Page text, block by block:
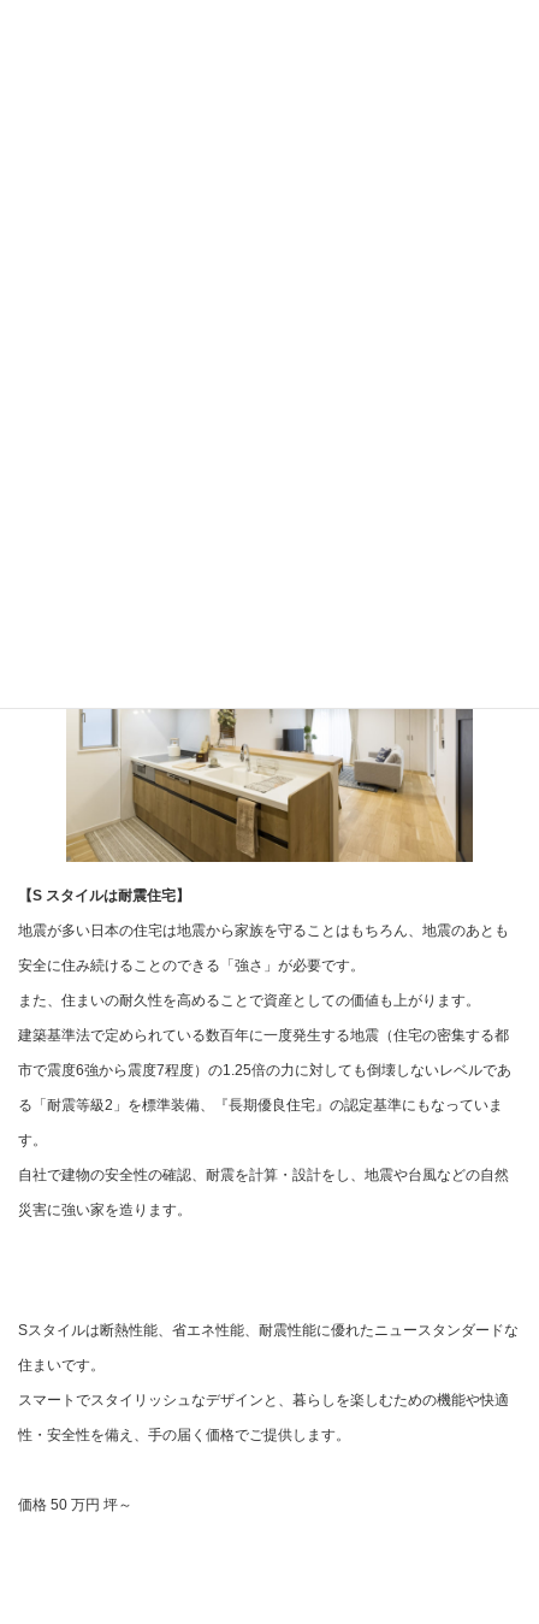
【S スタイルは耐震住宅】
地震が多い日本の住宅は地震から家族を守ることはもちろん、地震のあとも
安全に住み続けることのできる「強さ」が必要です。
また、住まいの耐久性を高めることで資産としての価値も上がります。
建築基準法で定められている数百年に一度発生する地震（住宅の密集する都
市で震度6強から震度7程度）の1.25倍の力に対しても倒壊しないレベルであ
る「耐震等級2」を標準装備、『長期優良住宅』の認定基準にもなっていま
す。
自社で建物の安全性の確認、耐震を計算・設計をし、地震や台風などの自然
災害に強い家を造ります。
Sスタイルは断熱性能、省エネ性能、耐震性能に優れたニュースタンダードな
住まいです。
スマートでスタイリッシュなデザインと、暮らしを楽しむための機能や快適
性・安全性を備え、手の届く価格でご提供します。
価格 50 万円 坪～